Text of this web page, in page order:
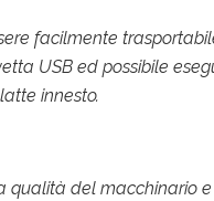
facilmente
USB ed possibile
innesto.
qualità del macchinario